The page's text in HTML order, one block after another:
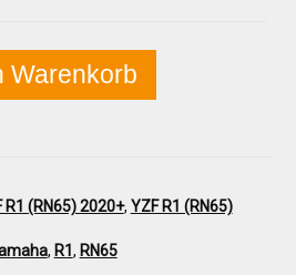
Warenkorb
R1 (RN65) 2020+, YZF R1 (RN65)
, R1 , RN65